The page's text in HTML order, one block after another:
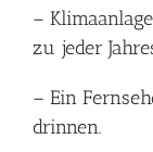
–
zu jeder
– Ein
drinnen.